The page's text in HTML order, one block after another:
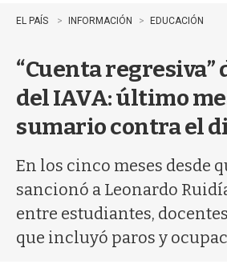
EL PAÍS INFORMACIÓN EDUCACIÓN
“Cuenta regresiva”
del IAVA: último
sumario contra el
En los cinco meses desde
sancionó a Leonardo
entre estudiantes,
que incluyó paros y